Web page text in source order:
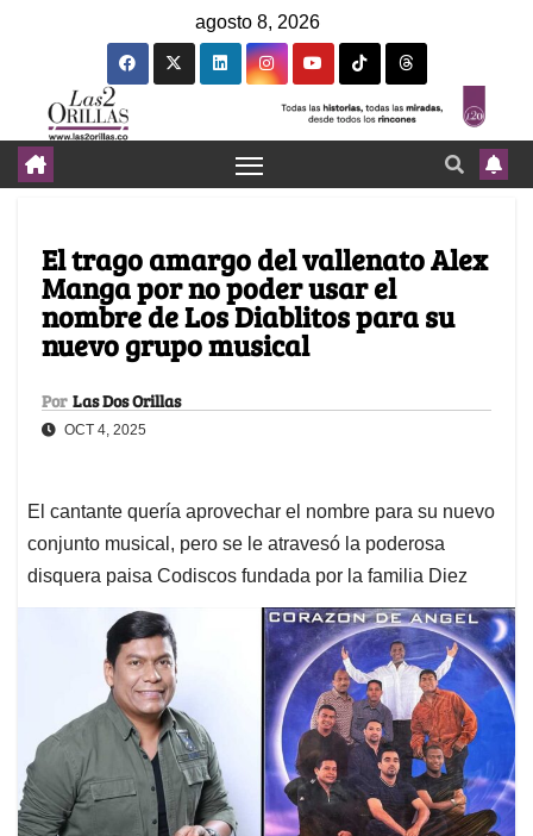
agosto 8, 2026
El trago amargo del vallenato Alex
Manga por no poder usar el
nombre de Los Diablitos para su
nuevo grupo musical
Por Las Dos Orillas
OCT 4, 2025
El cantante quería aprovechar el nombre para su nuevo
conjunto musical, pero se le atravesó la poderosa
disquera paisa Codiscos fundada por la familia Diez